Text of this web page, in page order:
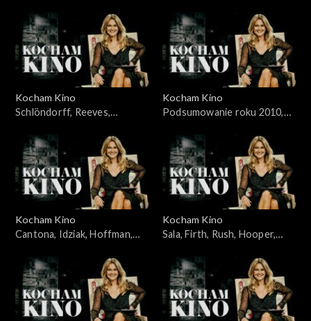
Kocham Kino
Schlöndorff, Reeves,
Kocham Kino
Podsumowanie roku 2010,
10.01.2011
Kocham Kino
Cantona, Idziak, Hoffman,
Kocham Kino
Sala, Firth, Rush, Hooper,